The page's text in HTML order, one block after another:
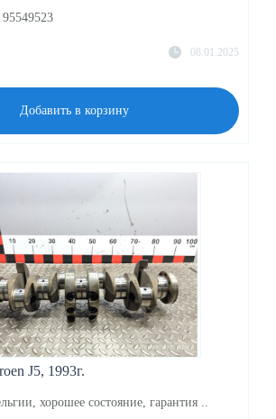
95549523
08.01.2025
Добавить в корзину
J5, 1993г.
хорошее состояние, гарантия ..